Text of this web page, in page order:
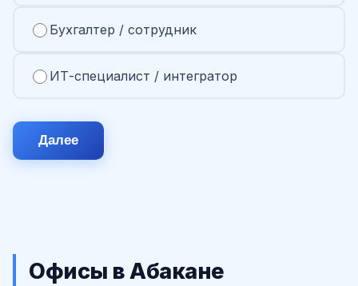
Бухгалтер / сотрудник
ИТ-специалист / интегратор
Далее
Офисы в Абакане